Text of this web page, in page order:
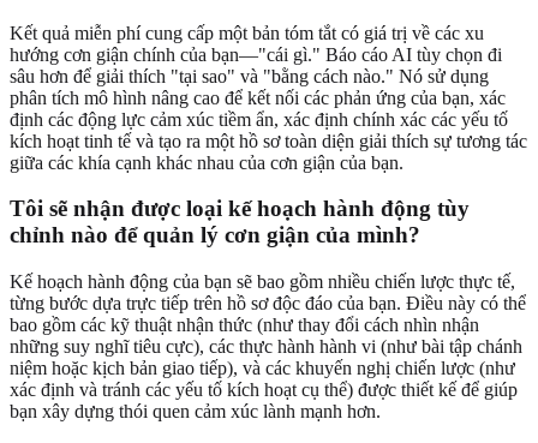
Kết quả miễn phí cung cấp một bản tóm tắt có giá trị về các xu
hướng cơn giận chính của bạn—"cái gì." Báo cáo AI tùy chọn đi
sâu hơn để giải thích "tại sao" và "bằng cách nào." Nó sử dụng
phân tích mô hình nâng cao để kết nối các phản ứng của bạn, xác
định các động lực cảm xúc tiềm ẩn, xác định chính xác các yếu tố
kích hoạt tinh tế và tạo ra một hồ sơ toàn diện giải thích sự tương tác
giữa các khía cạnh khác nhau của cơn giận của bạn.
Tôi sẽ nhận được loại kế hoạch hành động tùy
chỉnh nào để quản lý cơn giận của mình?
Kế hoạch hành động của bạn sẽ bao gồm nhiều chiến lược thực tế,
từng bước dựa trực tiếp trên hồ sơ độc đáo của bạn. Điều này có thể
bao gồm các kỹ thuật nhận thức (như thay đổi cách nhìn nhận
những suy nghĩ tiêu cực), các thực hành hành vi (như bài tập chánh
niệm hoặc kịch bản giao tiếp), và các khuyến nghị chiến lược (như
xác định và tránh các yếu tố kích hoạt cụ thể) được thiết kế để giúp
bạn xây dựng thói quen cảm xúc lành mạnh hơn.